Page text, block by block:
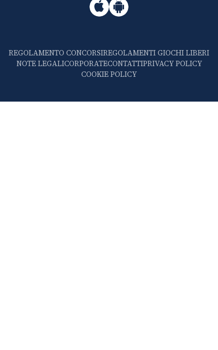
REGOLAMENTO CONCORSIREGOLAMENTI GIOCHI LIBERI
NOTE LEGALICORPORATECONTATTIPRIVACY POLICY
COOKIE POLICY